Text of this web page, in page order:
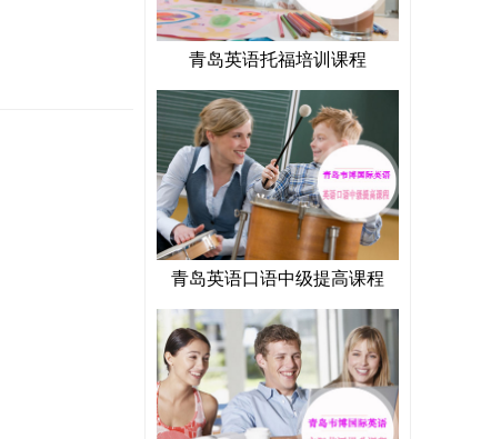
青岛英语托福培训课程
青岛英语口语中级提高课程